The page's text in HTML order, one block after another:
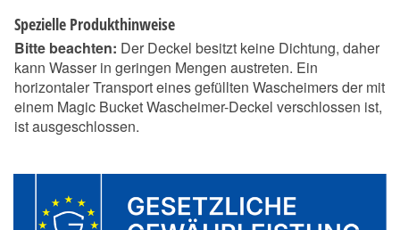
Spezielle Produkthinweise
Bitte beachten: Der Deckel besitzt keine Dichtung, daher
kann Wasser in geringen Mengen austreten. Ein
horizontaler Transport eines gefüllten Wascheimers der mit
einem Magic Bucket Wascheimer-Deckel verschlossen ist,
ist ausgeschlossen.